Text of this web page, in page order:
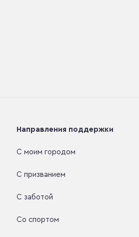
Направления поддержки
С моим городом
С призванием
С заботой
Со спортом